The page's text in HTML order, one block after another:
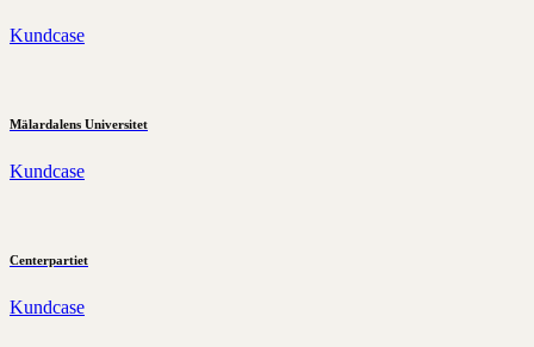
Kundcase
Mälardalens Universitet
Kundcase
Centerpartiet
Kundcase